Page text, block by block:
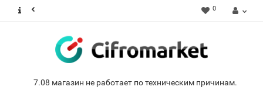
0
7.08 магазин не работает по техническим причинам.